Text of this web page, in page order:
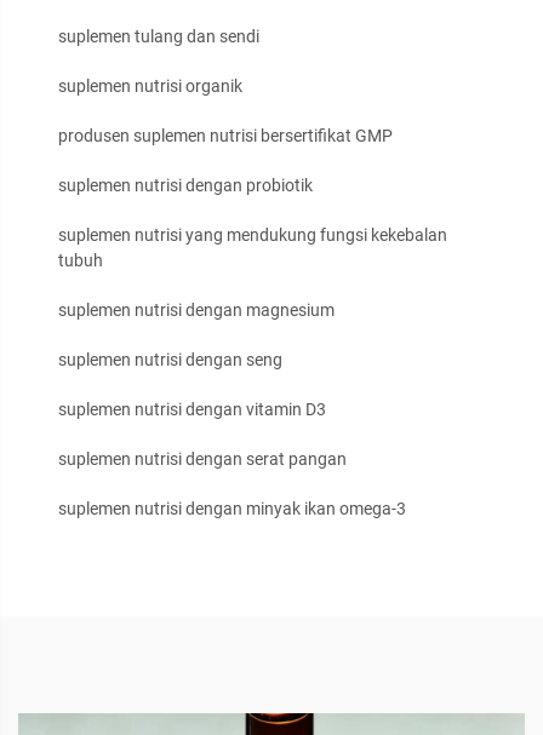
suplemen tulang dan sendi
suplemen nutrisi organik
produsen suplemen nutrisi bersertifikat GMP
suplemen nutrisi dengan probiotik
suplemen nutrisi yang mendukung fungsi kekebalan
tubuh
suplemen nutrisi dengan magnesium
suplemen nutrisi dengan seng
suplemen nutrisi dengan vitamin D3
suplemen nutrisi dengan serat pangan
suplemen nutrisi dengan minyak ikan omega-3